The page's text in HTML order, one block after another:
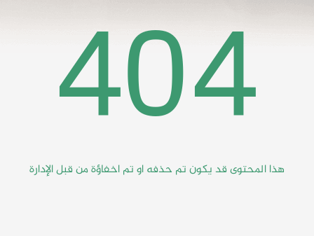
Khaibar Tech Team
تم اختراق الموقع بواسطة فريق سايبر الشيعة
404
هذا المحتوى قد يكون تم حذفه او تم اخفاؤة من قبل الإدارة